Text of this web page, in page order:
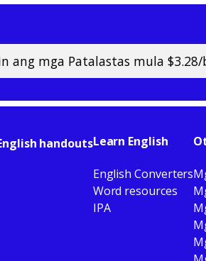
ang mga Patalastas mula
handoutsLearn English
English Converters
Word resources
IPA